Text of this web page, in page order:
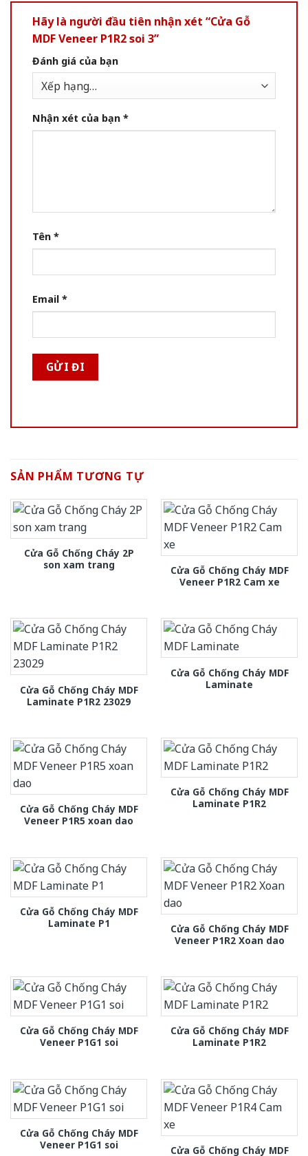
Hãy là người đầu tiên nhận xét “Cửa Gỗ
MDF Veneer P1R2 soi 3”
Đánh giá của bạn
Nhận xét của bạn *
Tên *
Email *
SẢN PHẨM TƯƠNG TỰ
Cửa Gỗ Chống Cháy 2P
son xam trang
Cửa Gỗ Chống Cháy MDF
Veneer P1R2 Cam xe
Cửa Gỗ Chống Cháy MDF
Laminate P1R2 23029
Cửa Gỗ Chống Cháy MDF
Laminate
Cửa Gỗ Chống Cháy MDF
Veneer P1R5 xoan dao
Cửa Gỗ Chống Cháy MDF
Laminate P1R2
Cửa Gỗ Chống Cháy MDF
Laminate P1
Cửa Gỗ Chống Cháy MDF
Veneer P1R2 Xoan dao
Cửa Gỗ Chống Cháy MDF
Veneer P1G1 soi
Cửa Gỗ Chống Cháy MDF
Laminate P1R2
Cửa Gỗ Chống Cháy MDF
Veneer P1G1 soi
Cửa Gỗ Chống Cháy MDF